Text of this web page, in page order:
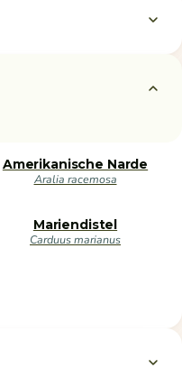
Amerikanische Narde
Aralia racemosa
Mariendistel
Carduus marianus